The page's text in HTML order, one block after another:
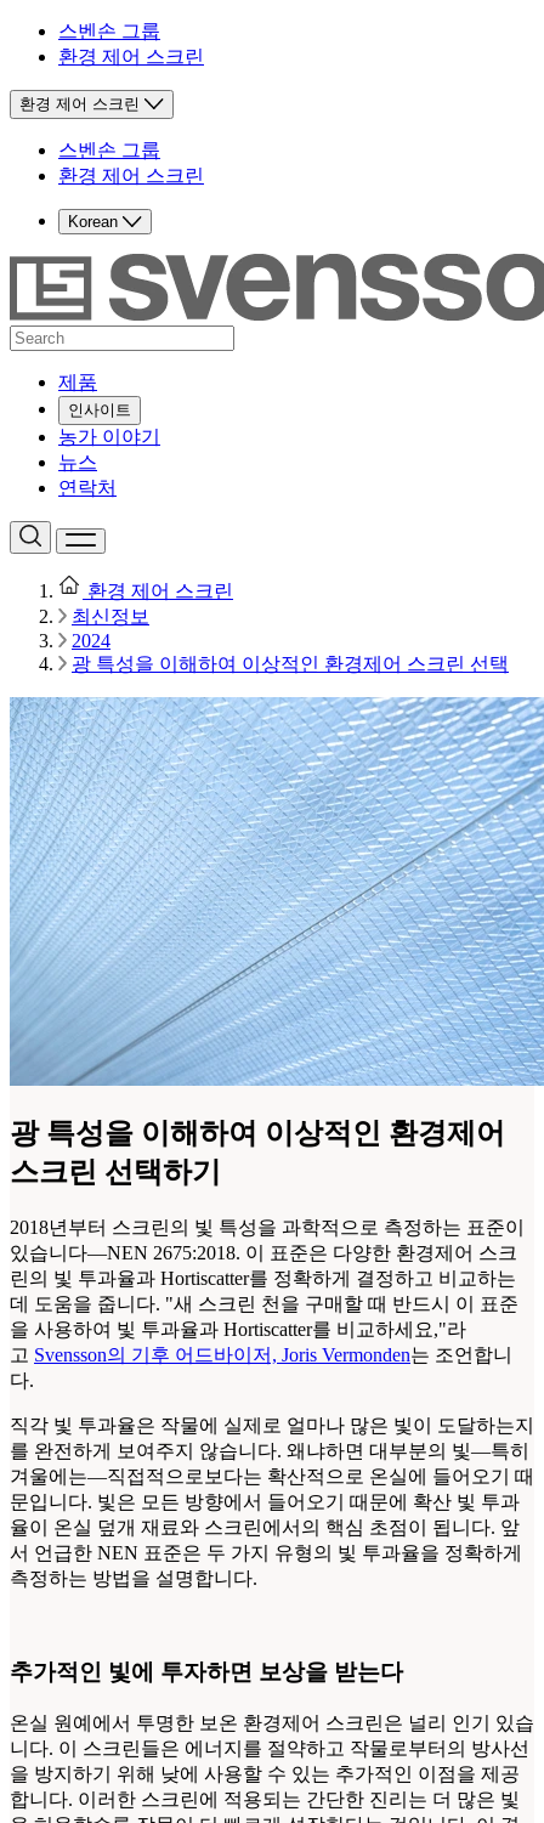
스벤손 그룹
환경 제어 스크린
환경 제어 스크린
스벤손 그룹
환경 제어 스크린
Korean
제품
인사이트
농가 이야기
뉴스
연락처
환경 제어 스크린
최신정보
2024
광 특성을 이해하여 이상적인 환경제어 스크린 선택
광 특성을 이해하여 이상적인 환경제어
스크린 선택하기
2018년부터 스크린의 빛 특성을 과학적으로 측정하는 표준이
있습니다—NEN 2675:2018. 이 표준은 다양한 환경제어 스크
린의 빛 투과율과 Hortiscatter를 정확하게 결정하고 비교하는
데 도움을 줍니다. "새 스크린 천을 구매할 때 반드시 이 표준
을 사용하여 빛 투과율과 Hortiscatter를 비교하세요,"라
고 Svensson의 기후 어드바이저, Joris Vermonden는 조언합니
다.
직각 빛 투과율은 작물에 실제로 얼마나 많은 빛이 도달하는지
를 완전하게 보여주지 않습니다. 왜냐하면 대부분의 빛—특히
겨울에는—직접적으로보다는 확산적으로 온실에 들어오기 때
문입니다. 빛은 모든 방향에서 들어오기 때문에 확산 빛 투과
율이 온실 덮개 재료와 스크린에서의 핵심 초점이 됩니다. 앞
서 언급한 NEN 표준은 두 가지 유형의 빛 투과율을 정확하게
측정하는 방법을 설명합니다.
추가적인 빛에 투자하면 보상을 받는다
온실 원예에서 투명한 보온 환경제어 스크린은 널리 인기 있습
니다. 이 스크린들은 에너지를 절약하고 작물로부터의 방사선
을 방지하기 위해 낮에 사용할 수 있는 추가적인 이점을 제공
합니다. 이러한 스크린에 적용되는 간단한 진리는 더 많은 빛